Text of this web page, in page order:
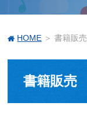
HOME ＞ 書籍販売
書籍販売